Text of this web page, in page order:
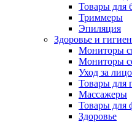
Товары для
Триммеры
Эпиляция
Здоровье и
Мониторы
Мониторы
Уход за
Товары для
Массажеры
Товары для
Здоровье